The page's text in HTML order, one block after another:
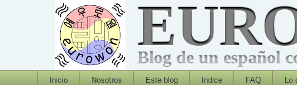
Blog de un español
Inicio Nosotros Este blog Indice FAQ